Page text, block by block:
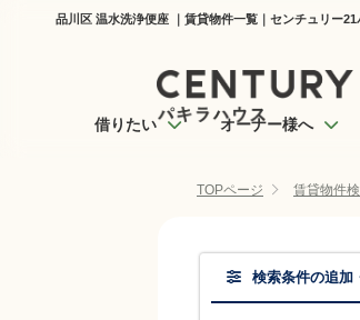
品川区 温水洗浄便座 ｜賃貸物件一覧｜センチュリー21
借りたい オーナー様へ
TOPページ 賃貸物件
検索条件の追加